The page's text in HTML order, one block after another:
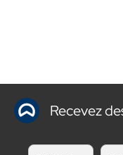
Recevez